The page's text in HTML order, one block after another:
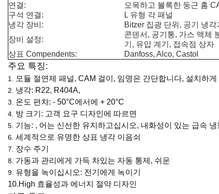
연결:
오목하고 볼록한 둥근 홈
구석 연결:
L 유형 각 패널
냉각 장비:
Bitzer 집광 단위, 공기 냉각
장비 설정:
콘덴서, 공기통, 가스 액체
기, 유압 계기, 접속점 상자
상표 Compendents:
Danfoss, Alco, Castol
주요 특징:
1. 모듈 절연제 패널, CAM 걸이, 임명은 간단합니다, 설치하게
2. 냉각: R22, R404A,
3. 온도 편차: - 50°C에서에 + 20°C
4. 방 크기: 고객 요구 디자인에 따르면
5. 기능: , 어는 신선한 유지하고십시오, 내화성이 있는 급속
6. 세계적으로 유명한 상표 냉각 이음쇠
7. 장수 주기
8. 가동과 관리에게 가득 차있는 자동 통제, 쉬운
9. 유형을 녹이십시오: 전기에게 녹이기
10.High 효율성과 에너지 절약 디자인